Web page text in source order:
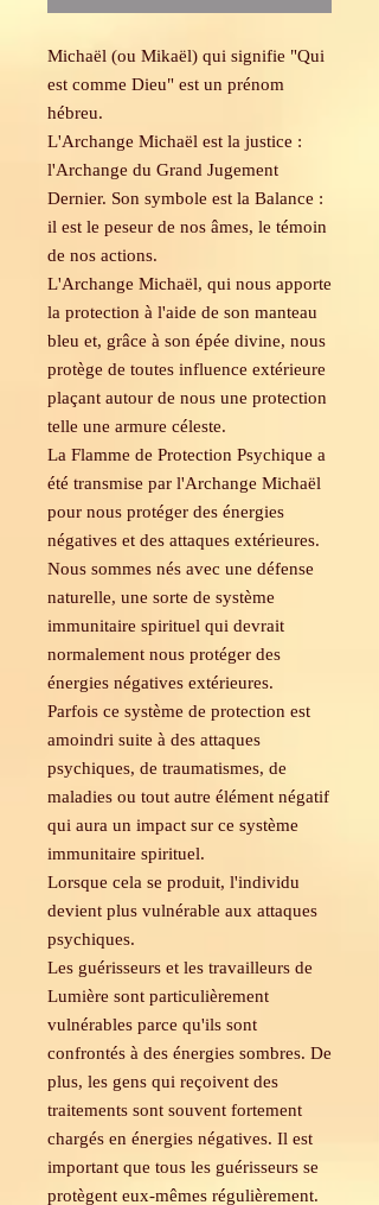
Michaël (ou Mikaël) qui signifie "Qui
est comme Dieu" est un prénom
hébreu.
L'Archange Michaël est la justice :
l'Archange du Grand Jugement
Dernier. Son symbole est la Balance :
il est le peseur de nos âmes, le témoin
de nos actions.
L'Archange Michaël, qui nous apporte
la protection à l'aide de son manteau
bleu et, grâce à son épée divine, nous
protège de toutes influence extérieure
plaçant autour de nous une protection
telle une armure céleste.
La Flamme de Protection Psychique a
été transmise par l'Archange Michaël
pour nous protéger des énergies
négatives et des attaques extérieures.
Nous sommes nés avec une défense
naturelle, une sorte de système
immunitaire spirituel qui devrait
normalement nous protéger des
énergies négatives extérieures.
Parfois ce système de protection est
amoindri suite à des attaques
psychiques, de traumatismes, de
maladies ou tout autre élément négatif
qui aura un impact sur ce système
immunitaire spirituel.
Lorsque cela se produit, l'individu
devient plus vulnérable aux attaques
psychiques.
Les guérisseurs et les travailleurs de
Lumière sont particulièrement
vulnérables parce qu'ils sont
confrontés à des énergies sombres. De
plus, les gens qui reçoivent des
traitements sont souvent fortement
chargés en énergies négatives. Il est
important que tous les guérisseurs se
protègent eux-mêmes régulièrement.